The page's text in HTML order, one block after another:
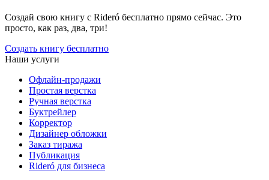
Создай свою книгу с Rideró бесплатно прямо сейчас. Это
просто, как раз, два, три!
Создать книгу бесплатно
Наши услуги
Офлайн-продажи
Простая верстка
Ручная верстка
Буктрейлер
Корректор
Дизайнер обложки
Заказ тиража
Публикация
Rideró для бизнеса